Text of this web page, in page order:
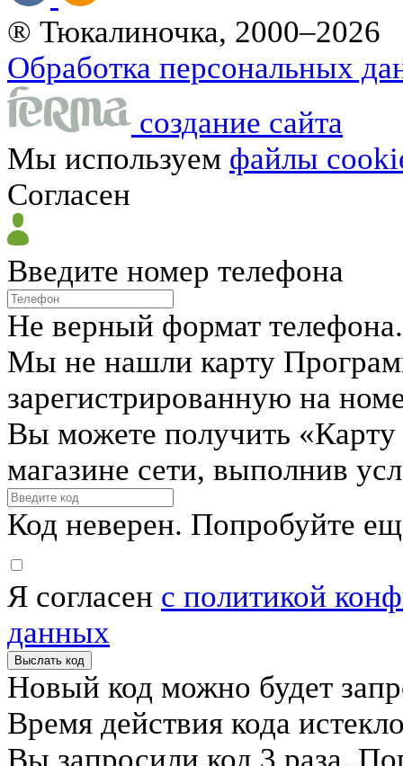
® Тюкалиночка, 2000–2026
Обработка персональных
создание сайта
Мы используем файлы
Согласен
Введите номер телефона
Не верный формат
Мы не нашли карту
зарегистрированную на
Вы можете получить
магазине сети, выполнив
Код неверен. Попробуйте
Я согласен с политикой
данных
Выслать код
Новый код можно будет
Время действия кода